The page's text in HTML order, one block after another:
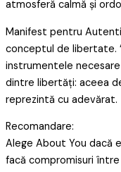
atmosferă calmă și
Manifest pentru
conceptul de libertate.
instrumentele
dintre libertăți: aceea
reprezintă cu adevărat.
Recomandare:
Alege About You dacă
facă compromisuri